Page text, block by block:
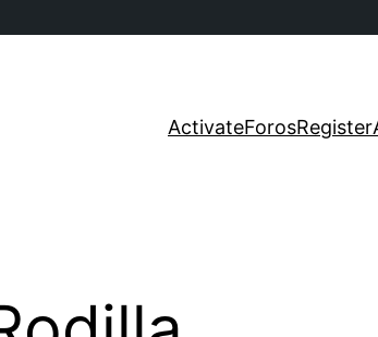
ActivateForosRegister